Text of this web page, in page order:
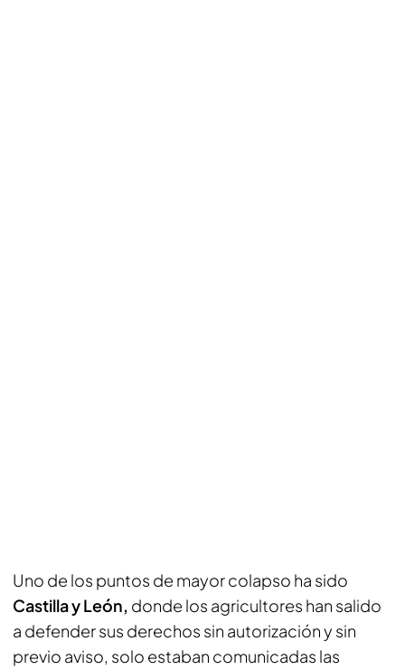
Uno de los puntos de mayor colapso ha sido
Castilla y León, donde los agricultores han salido
a defender sus derechos sin autorización y sin
previo aviso, solo estaban comunicadas las